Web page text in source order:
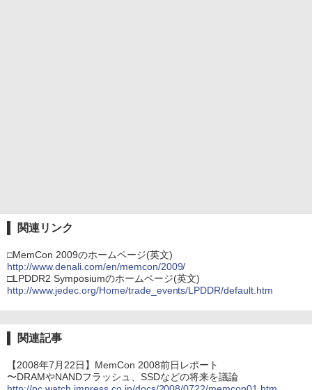
関連リンク
□MemCon 2009のホームページ(英文)
http://www.denali.com/en/memcon/2009/
□LPDDR2 Symposiumのホームページ(英文)
http://www.jedec.org/Home/trade_events/LPDDR/default.htm
関連記事
【2008年7月22日】MemCon 2008前日レポート
〜DRAMやNANDフラッシュ、SSDなどの将来を議論